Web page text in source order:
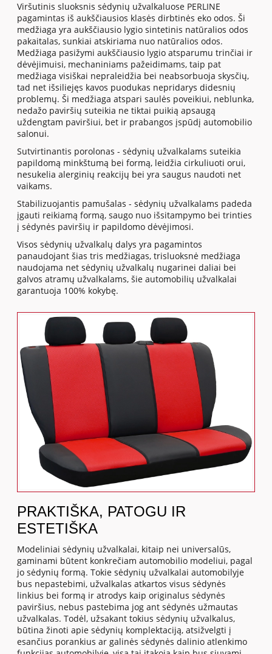
Viršutinis sluoksnis sėdynių užvalkaluose PERLINE
pagamintas iš aukščiausios klasės dirbtinės eko odos. Ši
medžiaga yra aukščiausio lygio sintetinis natūralios odos
pakaitalas, sunkiai atskiriama nuo natūralios odos.
Medžiaga pasižymi aukščiausio lygio atsparumu trinčiai ir
dėvėjimuisi, mechaniniams pažeidimams, taip pat
medžiaga visiškai nepraleidžia bei neabsorbuoja skysčių,
tad net išsiliejęs kavos puodukas nepridarys didesnių
problemų. Ši medžiaga atspari saulės poveikiui, neblunka,
nedažo paviršių suteikia ne tiktai puikią apsaugą
uždengtam paviršiui, bet ir prabangos įspūdį automobilio
salonui.
Sutvirtinantis porolonas - sėdynių užvalkalams suteikia
papildomą minkštumą bei formą, leidžia cirkuliuoti orui,
nesukelia alerginių reakcijų bei yra saugus naudoti net
vaikams.
Stabilizuojantis pamušalas - sėdynių užvalkalams padeda
įgauti reikiamą formą, saugo nuo išsitampymo bei trinties
į sėdynės paviršių ir papildomo dėvėjimosi.
Visos sėdynių užvalkalų dalys yra pagamintos
panaudojant šias tris medžiagas, trisluoksnė medžiaga
naudojama net sėdynių užvalkalų nugarinei daliai bei
galvos atramų užvalkalams, šie automobilių užvalkalai
garantuoja 100% kokybę.
PRAKTIŠKA, PATOGU IR
ESTETIŠKA
Modeliniai sėdynių užvalkalai, kitaip nei universalūs,
gaminami būtent konkrečiam automobilio modeliui, pagal
jo sėdynių formą. Tokie sėdynių užvalkalai automobilyje
bus nepastebimi, užvalkalas atkartos visus sėdynės
linkius bei formą ir atrodys kaip originalus sėdynės
paviršius, nebus pastebima jog ant sėdynės užmautas
užvalkalas. Todėl, užsakant tokius sėdynių užvalkalus,
būtina žinoti apie sėdynių komplektaciją, atsižvelgti į
esančius porankius ar galinės sėdynės dalinio atlenkimo